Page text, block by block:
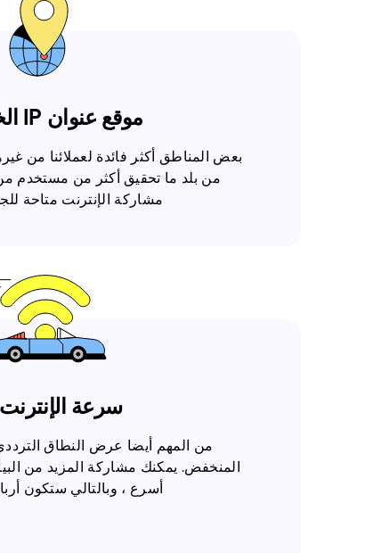
موقع عنوان IP الخاص بك
بعض المناطق أكثر فائدة لعملائنا من
من بلد ما تحقيق أكثر من مستخدم
مشاركة الإنترنت متاحة
سرعة
من المهم أيضا عرض النطاق
المنخفض. يمكنك مشاركة المزيد من
أسرع ، وبالتالي ستكون